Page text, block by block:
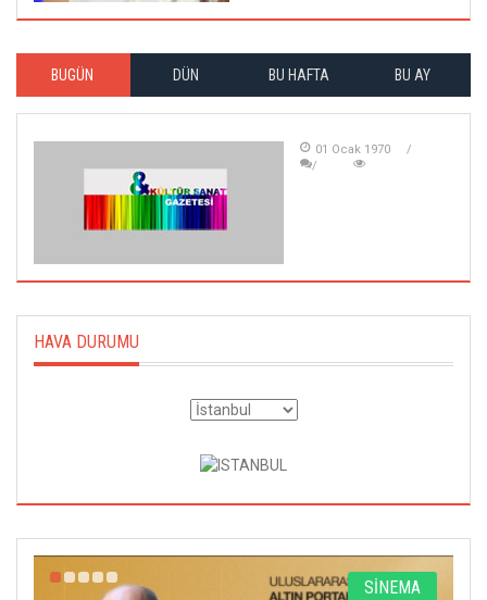
BUGÜN DÜN BU HAFTA BU AY
01 Ocak 1970
HAVA DURUMU
SİNEMA